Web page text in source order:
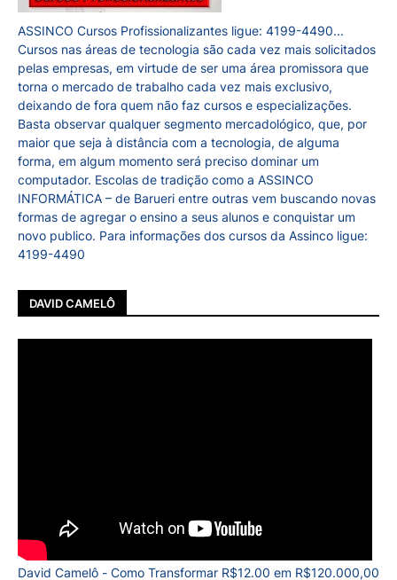
ASSINCO Cursos Profissionalizantes ligue: 4199-4490...
Cursos nas áreas de tecnologia são cada vez mais solicitados
pelas empresas, em virtude de ser uma área promissora que
torna o mercado de trabalho cada vez mais exclusivo,
deixando de fora quem não faz cursos e especializações.
Basta observar qualquer segmento mercadológico, que, por
maior que seja à distância com a tecnologia, de alguma
forma, em algum momento será preciso dominar um
computador. Escolas de tradição como a ASSINCO
INFORMÁTICA – de Barueri entre outras vem buscando novas
formas de agregar o ensino a seus alunos e conquistar um
novo publico. Para informações dos cursos da Assinco ligue:
4199-4490
DAVID CAMELÔ
David Camelô - Como Transformar R$12.00 em R$120.000,00